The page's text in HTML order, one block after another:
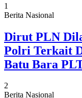
1
Berita Nasional
Dirut PLN
Polri Terkait
Batu Bara
2
Berita Nasional